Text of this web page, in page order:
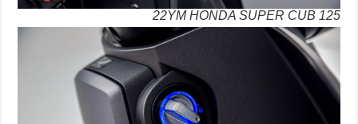
22YM HONDA SUPER CUB 125